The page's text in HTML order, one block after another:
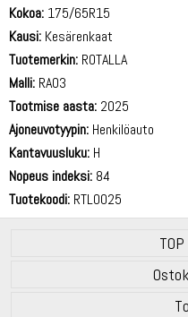
Kokoa: 175/65R15
Kausi: Kesärenkaat
Tuotemerkin: ROTALLA
Malli: RA03
Tootmise aasta: 2025
Ajoneuvotyypin: Henkilöauto
Kantavuusluku: H
Nopeus indeksi: 84
Tuotekoodi: RTL0025